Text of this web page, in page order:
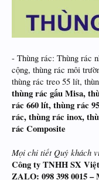
- Thùng rác: Thùng rác
cộng, thùng rác môi
thùng rác treo 55 lít,
thùng rác gấu Misa,
rác 660 lít, thùng rác
rác, thùng rác inox,
rác Composite
Mọi chi tiết Quý khách
Công ty TNHH SX
ZALO: 098 398 0015 –